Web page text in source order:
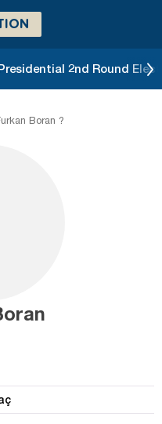
2nd Round
Boran ?